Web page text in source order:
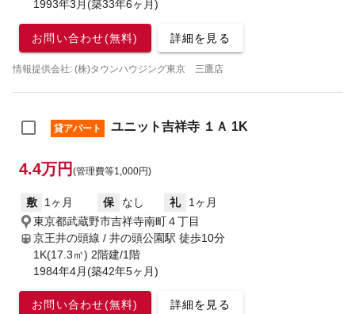
1993年3月(築33年6ヶ月)
お問い合わせ(無料) 詳細を見る
情報提供会社: (株)タウンハウジング東京 三鷹店
貸アパート ユニット吉祥寺 １Ａ 1K
4.4万円 (管理費等1,000円)
敷 1ヶ月 保 なし 礼
1ヶ月
東京都武蔵野市吉祥寺南町４丁目
京王井の頭線 / 井の頭公園駅 徒歩10分
1K(17.3㎡) 2階建/1階
1984年4月(築42年5ヶ月)
お問い合わせ(無料) 詳細を見る